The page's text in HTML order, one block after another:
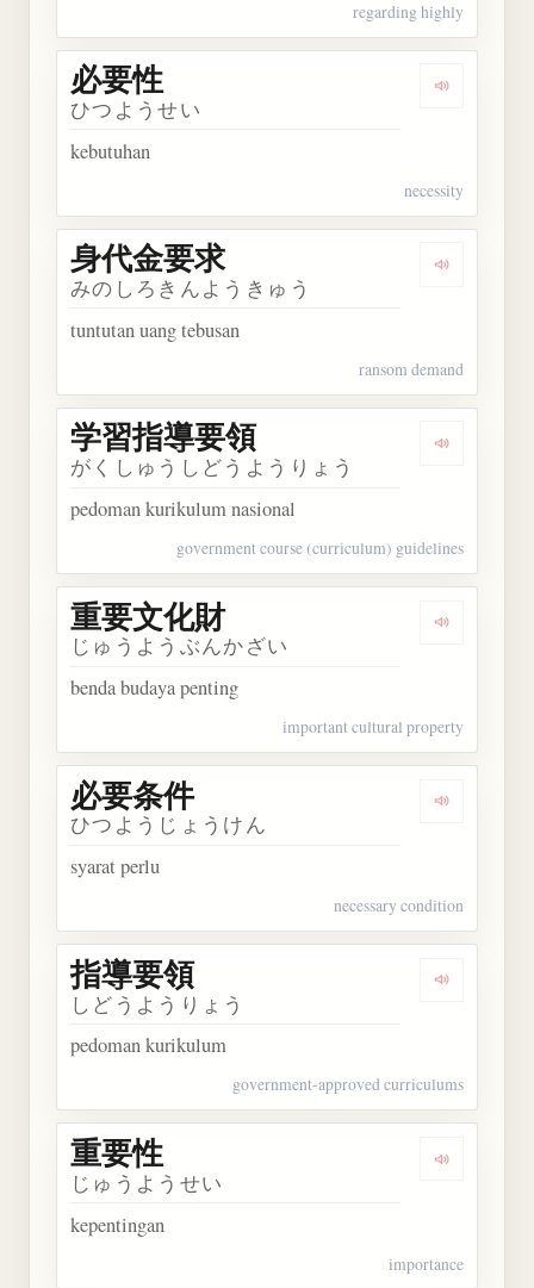
regarding highly
Dengarkan
必要性
ひつようせい
kebutuhan
necessity
Dengarkan
身代金要求
みのしろきんようきゅう
tuntutan uang tebusan
ransom demand
Dengarkan
学習指導要領
がくしゅうしどうようりょう
pedoman kurikulum nasional
government course (curriculum) guidelines
Dengarkan
重要文化財
じゅうようぶんかざい
benda budaya penting
important cultural property
Dengarkan
必要条件
ひつようじょうけん
syarat perlu
necessary condition
Dengarkan
指導要領
しどうようりょう
pedoman kurikulum
government-approved curriculums
Dengarkan
重要性
じゅうようせい
kepentingan
importance